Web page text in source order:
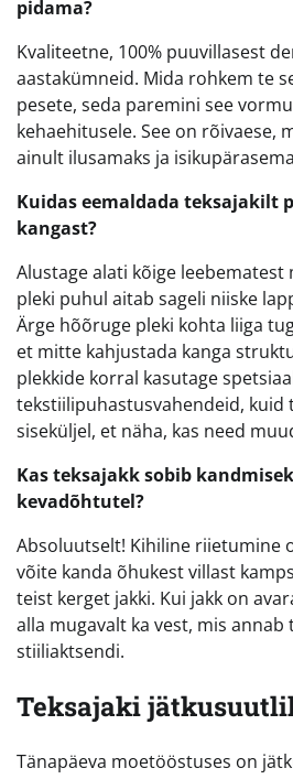
pidama?
Kvaliteetne, 100% puuvillasest
aastakümneid. Mida rohkem te
pesete, seda paremini see
kehaehitusele. See on rõivaese,
ainult ilusamaks ja
Kuidas eemaldada teksajakilt
kangast?
Alustage alati kõige leebematest
pleki puhul aitab sageli niiske
Ärge hõõruge pleki kohta liiga
et mitte kahjustada kanga
plekkide korral kasutage
tekstiilipuhastusvahendeid, kuid
siseküljel, et näha, kas need
Kas teksajakk sobib
kevadõhtutel?
Absoluutselt! Kihiline riietumine
võite kanda õhukest villast
teist kerget jakki. Kui jakk on
alla mugavalt ka vest, mis annab
stiiliaktsendi.
Teksajaki
Tänapäeva moetööstuses on